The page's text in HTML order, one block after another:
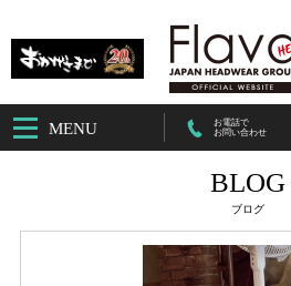
MENU
お電話で
お問い合わせ
BLOG
ブログ